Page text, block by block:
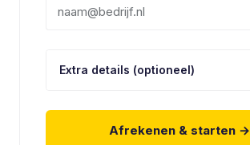
Extra details (optioneel)
Afrekenen & starten →